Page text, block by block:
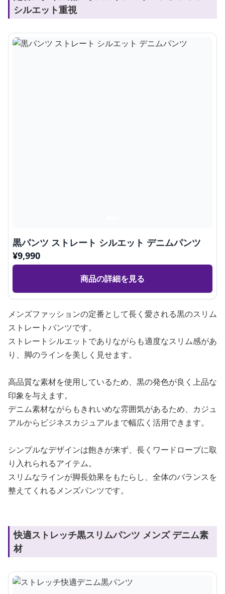
シルエット重視
黒パンツ ストレート シルエット デニムパンツ
¥9,990
商品の詳細を見る
メンズファッションの定番として長く愛される黒のスリム
ストレートパンツです。
ストレートシルエットでありながらも適度なスリム感があ
り、脚のラインを美しく見せます。
高品質な素材を使用しているため、黒の発色が良く上品な
印象を与えます。
デニム素材ながらもきれいめな雰囲気があるため、カジュ
アルからビジネスカジュアルまで幅広く活用できます。
シンプルなデザインは飽きが来ず、長くワードローブに取
り入れられるアイテム。
スリムなラインが脚長効果をもたらし、全体のバランスを
整えてくれるメンズパンツです。
快適ストレッチ黒スリムパンツ メンズ デニム素
材